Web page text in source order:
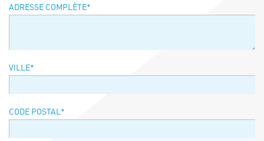
ADRESSE COMPLÈTE*
VILLE*
CODE POSTAL*